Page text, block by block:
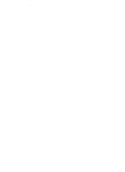
bosque,
Luego,
donde